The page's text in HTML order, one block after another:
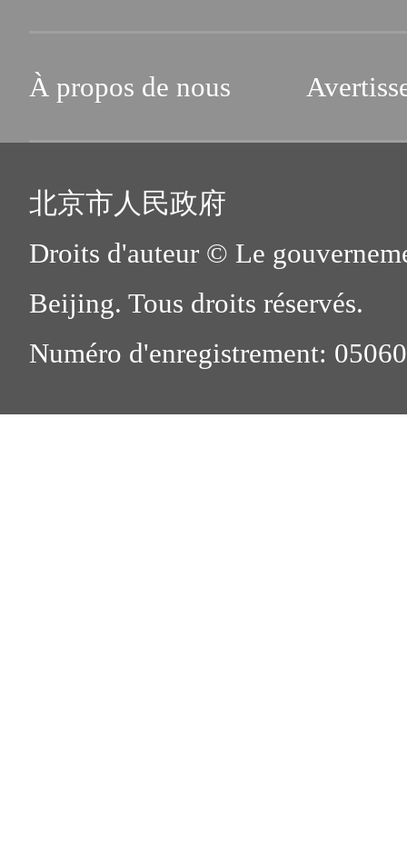
À propos de nous
北京市人民政府
Droits d'auteur © Le
Beijing. Tous droits réservés.
Numéro d'enregistrement: